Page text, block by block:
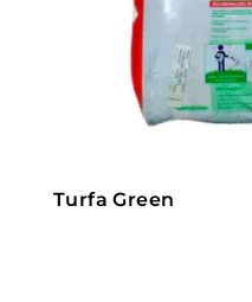
Turfa Green